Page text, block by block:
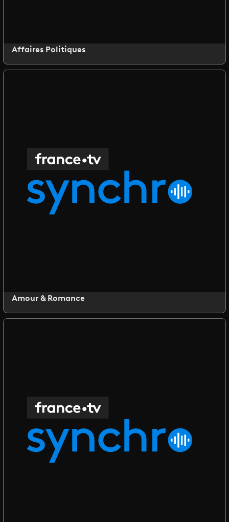
Affaires Politiques
Amour & Romance